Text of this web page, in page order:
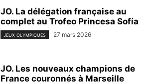
JO. La délégation française au
complet au Trofeo Princesa Sofía
JEUX OLYMPIQUES 27 mars 2026
JO. Les nouveaux champions de
France couronnés à Marseille